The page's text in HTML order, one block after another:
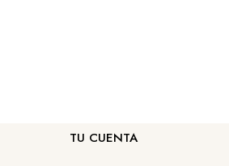
TU CUENTA